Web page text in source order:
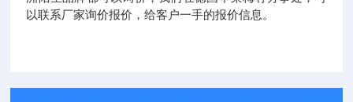
以联系厂家询价报价，给客户一手的报价信息。